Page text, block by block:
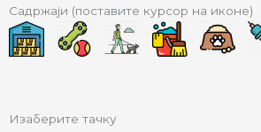
Садржаји (поставите курсор на иконе)
Изаберите тачку